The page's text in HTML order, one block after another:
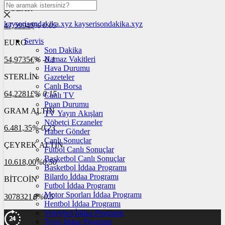
DOLAR
47,5994$% 0.05
EURO
54,9735€% -0.1
STERLİN
64,2281£% 0.15
GRAM ALTIN
6.481,35%-0,23
ÇEYREK ALTIN
10.618,00%0,50
BİTCOİN
3078321 ฿%0.5
kayserisondakika.xyz kayserisondakika.xyz
Servis
Son Dakika
Namaz Vakitleri
Hava Durumu
Gazeteler
Canlı Borsa
Canlı TV
Puan Durumu
TV Yayın Akışları
Nöbetçi Eczaneler
Haber Gönder
Canlı Sonuçlar
Futbol Canlı Sonuçlar
Basketbol Canlı Sonuçlar
Basketbol İddaa Programı
Bilardo İddaa Programı
Futbol İddaa Programı
Motor Sporları İddaa Programı
Hentbol İddaa Programı
Voleybol İddaa Programı
Tenis İddaa Programı